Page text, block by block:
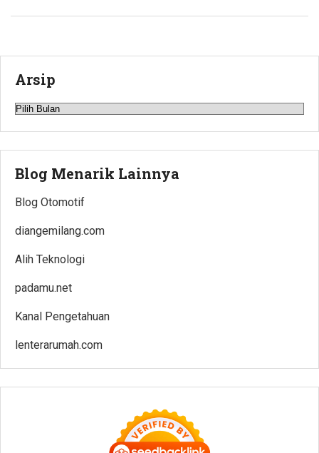
Arsip
Arsip
Blog Menarik Lainnya
Blog Otomotif
diangemilang.com
Alih Teknologi
padamu.net
Kanal Pengetahuan
lenterarumah.com